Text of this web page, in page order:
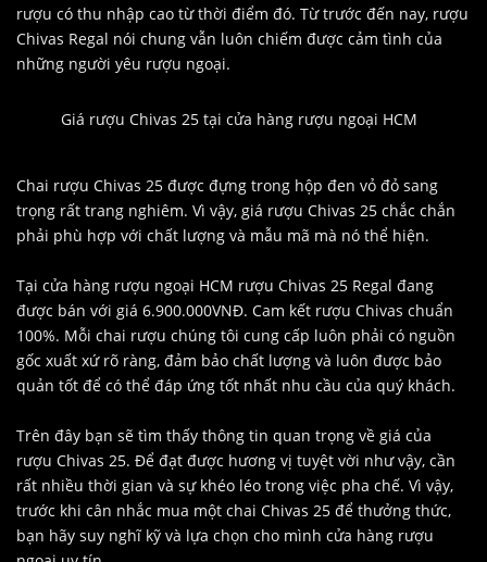
rượu có thu nhập cao từ thời điểm đó. Từ trước đến nay, rượu
Chivas Regal nói chung vẫn luôn chiếm được cảm tình của
những người yêu rượu ngoại.
Giá rượu Chivas 25 tại cửa hàng rượu ngoại HCM
Chai rượu Chivas 25 được đựng trong hộp đen vỏ đỏ sang
trọng rất trang nghiêm. Vì vậy, giá rượu Chivas 25 chắc chắn
phải phù hợp với chất lượng và mẫu mã mà nó thể hiện.
Tại cửa hàng rượu ngoại HCM rượu Chivas 25 Regal đang
được bán với giá 6.900.000VNĐ. Cam kết rượu Chivas chuẩn
100%. Mỗi chai rượu chúng tôi cung cấp luôn phải có nguồn
gốc xuất xứ rõ ràng, đảm bảo chất lượng và luôn được bảo
quản tốt để có thể đáp ứng tốt nhất nhu cầu của quý khách.
Trên đây bạn sẽ tìm thấy thông tin quan trọng về giá của
rượu Chivas 25. Để đạt được hương vị tuyệt vời như vậy, cần
rất nhiều thời gian và sự khéo léo trong việc pha chế. Vì vậy,
trước khi cân nhắc mua một chai Chivas 25 để thưởng thức,
bạn hãy suy nghĩ kỹ và lựa chọn cho mình cửa hàng rượu